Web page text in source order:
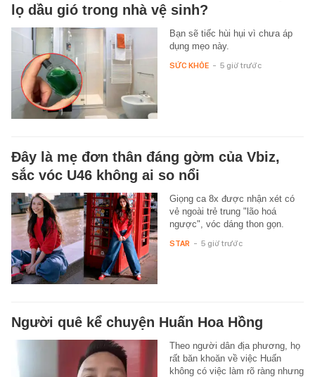
lọ dầu gió trong nhà vệ sinh?
Bạn sẽ tiếc hùi hụi vì chưa áp
dụng mẹo này.
SỨC KHỎE - 5 giờ trước
Đây là mẹ đơn thân đáng gờm của Vbiz,
sắc vóc U46 không ai so nổi
Giọng ca 8x được nhận xét có
vẻ ngoài trẻ trung "lão hoá
ngược", vóc dáng thon gọn.
STAR - 5 giờ trước
Người quê kể chuyện Huấn Hoa Hồng
Theo người dân địa phương, họ
rất băn khoăn về việc Huấn
không có việc làm rõ ràng nhưng